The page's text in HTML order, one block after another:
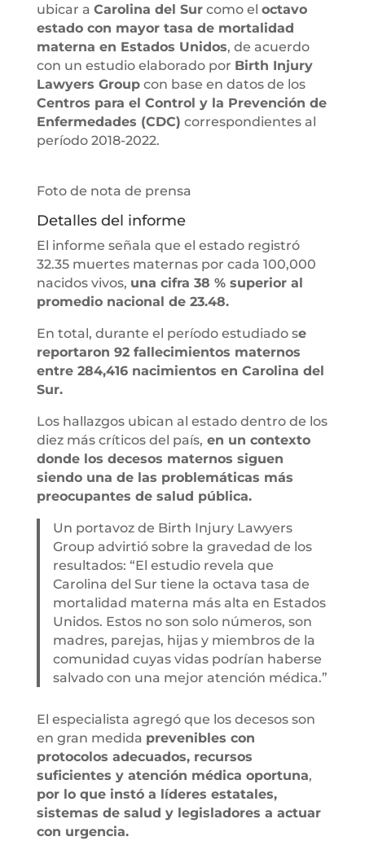
ubicar a Carolina del Surcomo el octavo
estado con mayor tasa de mortalidad
materna en Estados Unidos, de acuerdo
con un estudio elaborado por Birth Injury
Lawyers Groupcon base en datos de los
Centros para el Control y la Prevención de
Enfermedades (CDC) correspondientes al
período 2018-2022.
Foto de nota de prensa
Detalles del informe
El informe señala que el estado registró
32.35 muertes maternas por cada 100,000
nacidos vivos, una cifra 38 % superior al
promedio nacional de 23.48.
En total, durante el período estudiado se
reportaron 92 fallecimientos maternos
entre 284,416 nacimientos en Carolina del
Sur.
Los hallazgos ubican al estado dentro de los
diez más críticos del país, en un contexto
donde los decesos maternos siguen
siendo una de las problemáticas más
preocupantes de salud pública.
Un portavoz de Birth Injury Lawyers
Group advirtió sobre la gravedad de los
resultados: “El estudio revela que
Carolina del Sur tiene la octava tasa de
mortalidad materna más alta en Estados
Unidos. Estos no son solo números, son
madres, parejas, hijas y miembros de la
comunidad cuyas vidas podrían haberse
salvado con una mejor atención médica.”
El especialista agregó que los decesos son
en gran medida prevenibles con
protocolos adecuados, recursos
suficientes y atención médica oportuna,
por lo que instó a líderes estatales,
sistemas de salud y legisladores a actuar
con urgencia.